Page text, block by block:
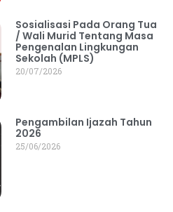
Sosialisasi Pada Orang Tua
/ Wali Murid Tentang Masa
Pengenalan Lingkungan
Sekolah (MPLS)
20/07/2026
Pengambilan Ijazah Tahun
2026
25/06/2026